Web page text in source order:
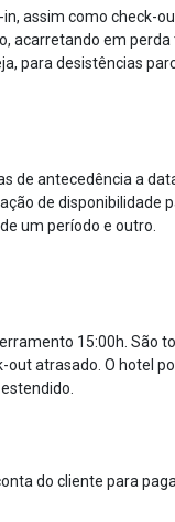
assim como check-
acarretando em
para desistências
de antecedência a
de
um período e outro.
15:00h.
atrasado. O hotel
do cliente para